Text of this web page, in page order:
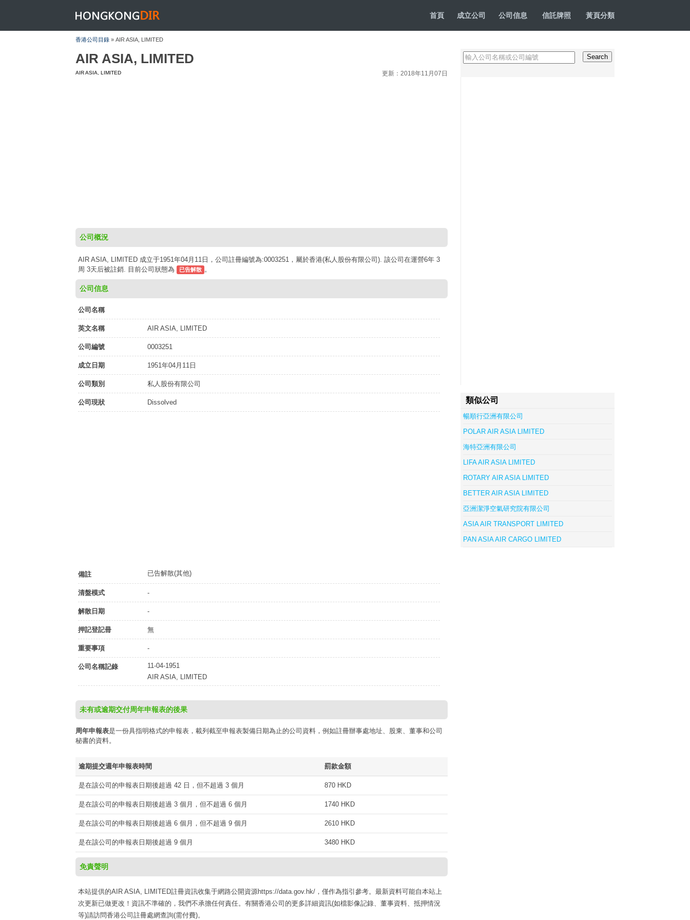
HONGKONGDIR 首頁 成立公司 公司信息 信託牌照 黃頁分類
香港公司目錄 » AIR ASIA, LIMITED
AIR ASIA, LIMITED
AIR ASIA, LIMITED 更新：2018年11月07日
公司概況
AIR ASIA, LIMITED 成立于1951年04月11日，公司註冊編號為:0003251，屬於香港(私人股份有限公司). 該公司在運營6年 3
周 3天后被註銷. 目前公司狀態為
已告解散 。
公司信息
公司名稱
英文名稱 AIR ASIA, LIMITED
公司編號 0003251
成立日期 1951年04月11日
公司類別 私人股份有限公司
公司現狀 Dissolved
備註 已告解散(其他)
清盤模式 -
解散日期 -
押記登記冊 無
重要事項 -
公司名稱記錄
11-04-1951
AIR ASIA, LIMITED
未有或逾期交付周年申報表的後果
周年申報表是一份具指明格式的申報表，載列截至申報表製備日期為止的公司資料，例如註冊辦事處地址、股東、董事和公司
秘書的資料。
逾期提交週年申報表時間 罰款金額
是在該公司的申報表日期後超過 42 日，但不超過 3 個月 870 HKD
是在該公司的申報表日期後超過 3 個月，但不超過 6 個月 1740 HKD
是在該公司的申報表日期後超過 6 個月，但不超過 9 個月 2610 HKD
是在該公司的申報表日期後超過 9 個月 3480 HKD
免責聲明
本站提供的AIR ASIA, LIMITED註冊資訊收集于網路公開資源https://data.gov.hk/，僅作為指引參考。最新資料可能自本站上
次更新已做更改！資訊不準確的，我們不承擔任何責任。有關香港公司的更多詳細資訊(如檔影像記錄、董事資料、抵押情況
等)請訪問香港公司註冊處網查詢(需付費)。
類似公司
暢順行亞洲有限公司
POLAR AIR ASIA LIMITED
海特亞洲有限公司
LIFA AIR ASIA LIMITED
ROTARY AIR ASIA LIMITED
BETTER AIR ASIA LIMITED
亞洲潔淨空氣研究院有限公司
ASIA AIR TRANSPORT LIMITED
PAN ASIA AIR CARGO LIMITED